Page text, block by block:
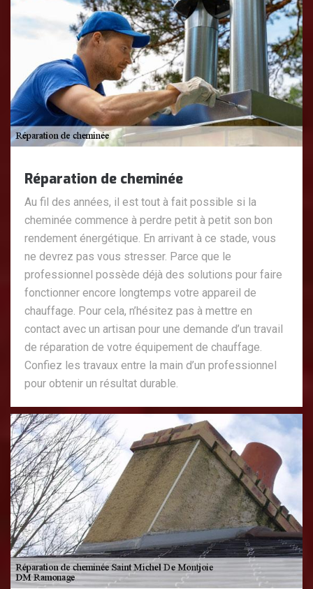
Réparation de cheminée
Au fil des années, il est tout à fait possible si la
cheminée commence à perdre petit à petit son bon
rendement énergétique. En arrivant à ce stade, vous
ne devrez pas vous stresser. Parce que le
professionnel possède déjà des solutions pour faire
fonctionner encore longtemps votre appareil de
chauffage. Pour cela, n’hésitez pas à mettre en
contact avec un artisan pour une demande d’un travail
de réparation de votre équipement de chauffage.
Confiez les travaux entre la main d’un professionnel
pour obtenir un résultat durable.